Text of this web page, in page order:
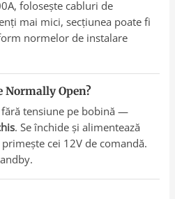
folosește cabluri de
mai mici, secțiunea poate fi
normelor de instalare
Normally Open?
tensiune pe bobină —
. Se închide și alimentează
cei 12V de comandă.